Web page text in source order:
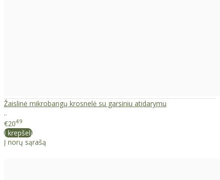
Žaislinė mikrobangų krosnelė su garsiniu atidarymu
..
€2049
Į krepšelį
Į norų sąrašą